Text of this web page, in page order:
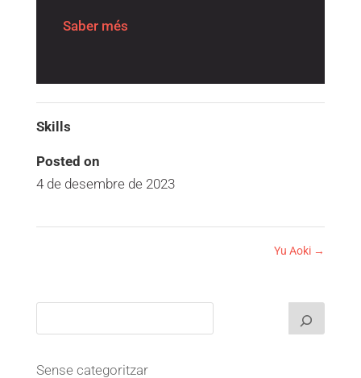
Saber més
Skills
Posted on
4 de desembre de 2023
Yu Aoki →
Sense categoritzar